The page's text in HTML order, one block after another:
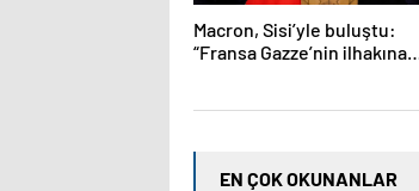
Macron, Sisi’yle buluştu:
“Fransa Gazze’nin ilhakına
EN ÇOK OKUNANLAR